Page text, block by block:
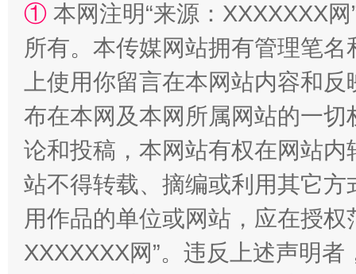
镜头丨大暑三秋近 山西：
① 本网注明“来源：XXXXXXX
所有。本传媒网站拥有管理笔
上使用你留言在本网站内容和
布在本网及本网所属网站的一
论和投稿，本网站有权在网站
站不得转载、摘编或利用其它
用作品的单位或网站，应在授
XXXXXXX网”。违反上述声明